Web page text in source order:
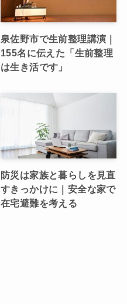
泉佐野市で生前整理講演｜
155名に伝えた「生前整理
は生き活です」
防災は家族と暮らしを見直
すきっかけに｜安全な家で
在宅避難を考える